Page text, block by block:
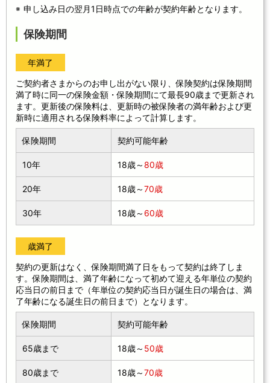
申し込み日の翌月1日時点での年齢が契約年齢となります。
保険期間
年満了
ご契約者さまからのお申し出がない限り、保険契約は保険期間
満了時に同一の保険金額・保険期間にて最長90歳まで更新され
ます。更新後の保険料は、更新時の被保険者の満年齢および更
新時に適用される保険料率によって計算します。
保険期間 契約可能年齢
10年 18歳～80歳
20年 18歳～70歳
30年 18歳～ 60歳
歳満了
契約の更新はなく、保険期間満了日をもって契約は終了しま
す。保険期間は、満了年齢になって初めて迎える年単位の契約
応当日の前日まで（年単位の契約応当日が誕生日の場合は、満
了年齢になる誕生日の前日まで）となります。
保険期間 契約可能年齢
65歳まで 18歳～ 50歳
80歳まで 18歳～70歳